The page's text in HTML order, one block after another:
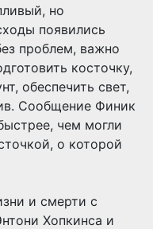
но
появились
проблем, важно
косточку,
обеспечить свет,
Сообщение Финик
чем могли
о которой
и смерти с
Хопкинса и